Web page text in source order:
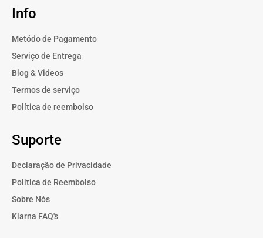
Info
Metódo de Pagamento
Serviço de Entrega
Blog & Videos
Termos de serviço
Política de reembolso
Suporte
Declaração de Privacidade
Politica de Reembolso
Sobre Nós
Klarna FAQ's